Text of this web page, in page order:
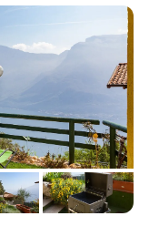
TV. 1
200 cm), TV.